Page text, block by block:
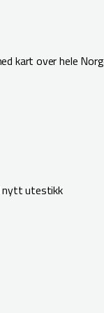
kart over hele
nytt utestikk